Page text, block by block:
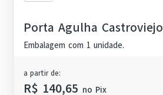
Porta Agulha Castroviejo
Embalagem com 1 unidade.
a partir de:
R$ 140,65 no Pix